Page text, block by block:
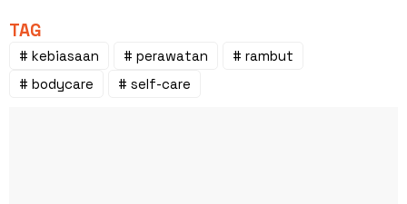
TAG
# kebiasaan # perawatan
# rambut
# bodycare
# self-care